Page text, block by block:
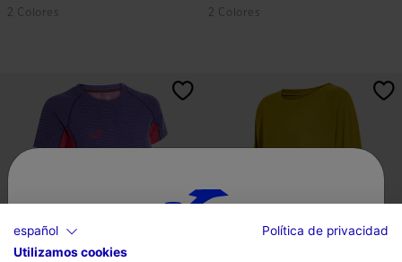
2 Colores 2 Colores
Selecciona tu país e idioma
español
Política de privacidad
Utilizamos cookies